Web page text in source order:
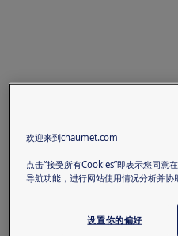
欢迎来到chaumet.com
点击“接受所有Cookies”即表示您同意
导航功能，进行网站使用情况分析并协
设置你的偏好